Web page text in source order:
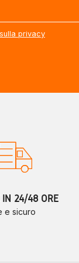
privacy
IN 24/48 ORE
e sicuro